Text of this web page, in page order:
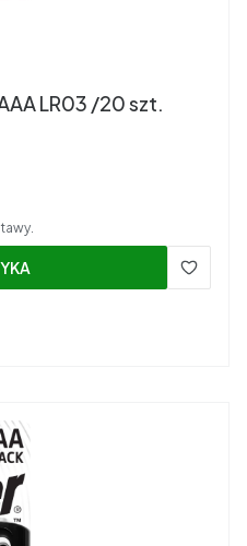
LR03 /20 szt.